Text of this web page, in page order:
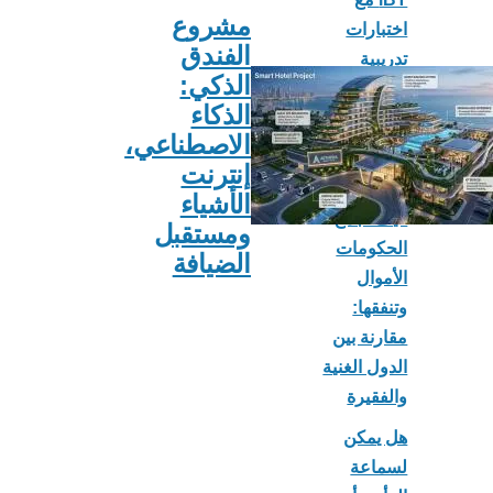
مشروع
الفندق
الذكي:
الذكاء
الاصطناعي،
إنترنت
الأشياء
ومستقبل
الضيافة
اختبارات
تدريبية
ونماذج
وخطط
لتحسين
الدرجات
كيف تجمع
الحكومات
الأموال
وتنفقها:
مقارنة بين
الدول الغنية
والفقيرة
هل يمكن
لسماعة